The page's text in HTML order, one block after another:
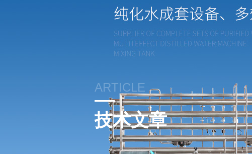
ARTICLE
技术文章